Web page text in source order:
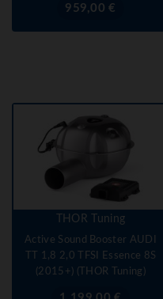
Prix
959,00 €
THOR Tuning
Active Sound Booster AUDI
TT 1,8 2,0 TFSI Essence 8S
(2015+) (THOR Tuning)
Prix